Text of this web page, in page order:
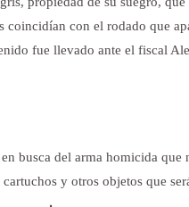
coincidían con el rodado que
fue llevado ante el fiscal
busca del arma homicida que
y otros objetos que